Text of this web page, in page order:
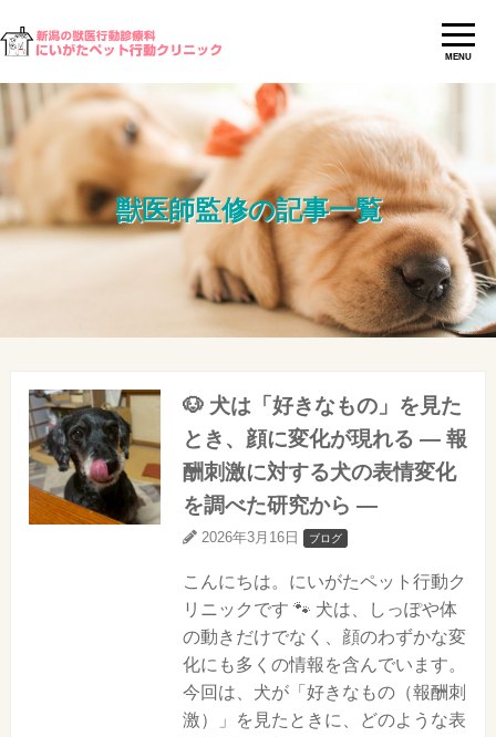
MENU
獣医師監修の記事一覧
🐶 犬は「好きなもの」を見た
とき、顔に変化が現れる ― 報
酬刺激に対する犬の表情変化
を調べた研究から ―
2026年3月16日 ブログ
こんにちは。にいがたペット行動ク
リニックです 🐾 犬は、しっぽや体
の動きだけでなく、顔のわずかな変
化にも多くの情報を含んでいます。
今回は、犬が「好きなもの（報酬刺
激）」を見たときに、どのような表